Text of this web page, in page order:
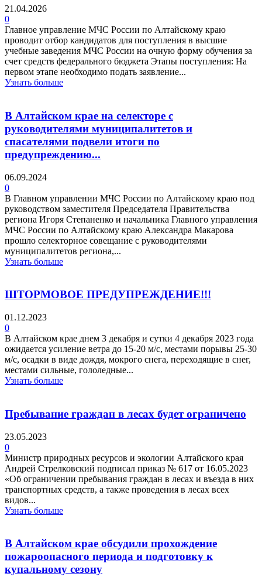
21.04.2026
0
Главное управление МЧС России по Алтайскому краю
проводит отбор кандидатов для поступления в высшие
учебные заведения МЧС России на очную форму обучения за
счет средств федерального бюджета Этапы поступления: На
первом этапе необходимо подать заявление...
Узнать больше
В Алтайском крае на селекторе с
руководителями муниципалитетов и
спасателями подвели итоги по
предупреждению...
06.09.2024
0
В Главном управлении МЧС России по Алтайскому краю под
руководством заместителя Председателя Правительства
региона Игоря Степаненко и начальника Главного управления
МЧС России по Алтайскому краю Александра Макарова
прошло селекторное совещание с руководителями
муниципалитетов региона,...
Узнать больше
ШТОРМОВОЕ ПРЕДУПРЕЖДЕНИЕ!!!
01.12.2023
0
В Алтайском крае днем 3 декабря и сутки 4 декабря 2023 года
ожидается усиление ветра до 15-20 м/с, местами порывы 25-30
м/с, осадки в виде дождя, мокрого снега, переходящие в снег,
местами сильные, гололедные...
Узнать больше
Пребывание граждан в лесах будет ограничено
23.05.2023
0
Министр природных ресурсов и экологии Алтайского края
Андрей Стрелковский подписал приказ № 617 от 16.05.2023
«Об ограничении пребывания граждан в лесах и въезда в них
транспортных средств, а также проведения в лесах всех
видов...
Узнать больше
В Алтайском крае обсудили прохождение
пожароопасного периода и подготовку к
купальному сезону